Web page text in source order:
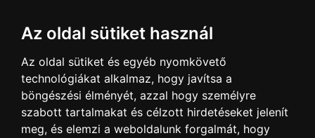
Az oldal sütiket használ
Az oldal sütiket és egyéb nyomkövető
technológiákat alkalmaz, hogy javítsa a
böngészési élményét, azzal hogy személyre
szabott tartalmakat és célzott hirdetéseket jelenít
meg, és elemzi a weboldalunk forgalmát, hogy